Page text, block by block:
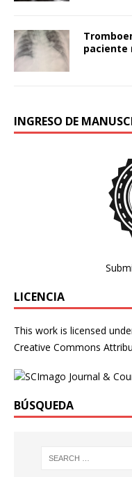
paciente
INGRESO DE
LICENCIA
This work is licensed
Creative Commons
BÚSQUEDA